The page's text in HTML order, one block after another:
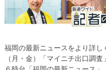
福岡の最新ニュースをより詳
（月・金）「マイニチ出口調